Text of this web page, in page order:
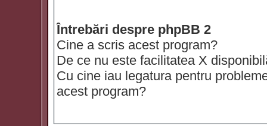
Întrebări despre phpBB 2
Cine a scris acest program?
De ce nu este facilitatea X
Cu cine iau legatura pentru
acest program?